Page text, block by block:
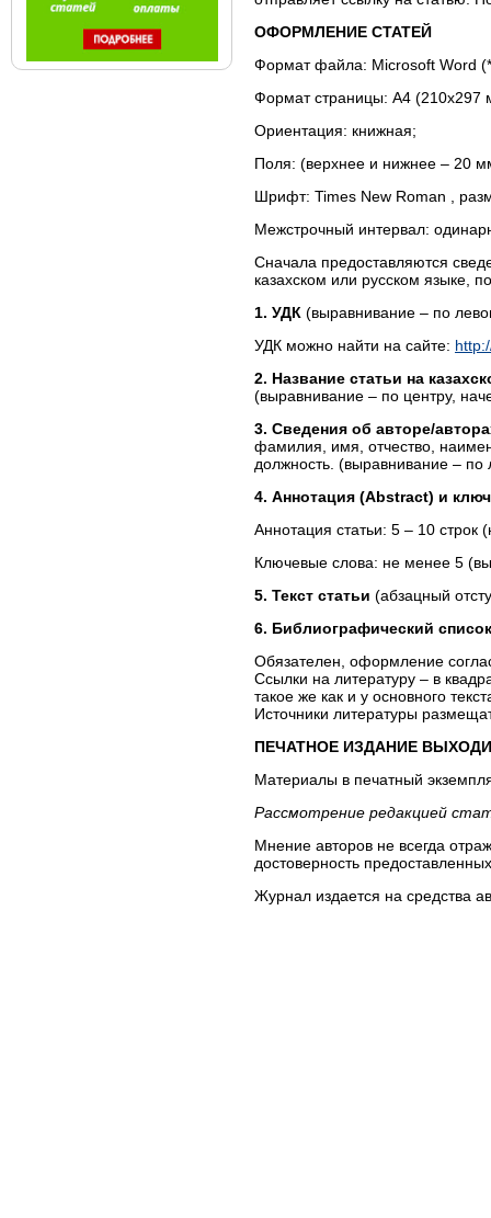
ОФОРМЛЕНИЕ СТАТЕЙ
Формат файла: Microsoft Word
Формат страницы: А4
Ориентация: книжная;
Поля: (верхнее и нижнее – 20
Шрифт: Times New Roman ,
Межстрочный интервал:
Сначала предоставляются
казахском или русском языке,
1. УДК (выравнивание – по
УДК можно найти на сайте:
2. Название статьи на
(выравнивание – по центру,
3. Сведения об авторе/
фамилия, имя, отчество,
должность. (выравнивание –
4. Аннотация (Abstract) и
Аннотация статьи: 5 – 10 строк
Ключевые слова: не менее 5
5. Текст статьи (абзацный
6. Библиографический список
Обязателен, оформление
Ссылки на литературу – в
такое же как и у основного
Источники литературы
ПЕЧАТНОЕ ИЗДАНИЕ
Материалы в печатный
Рассмотрение редакцией
Мнение авторов не всегда
достоверность
Журнал издается на средства